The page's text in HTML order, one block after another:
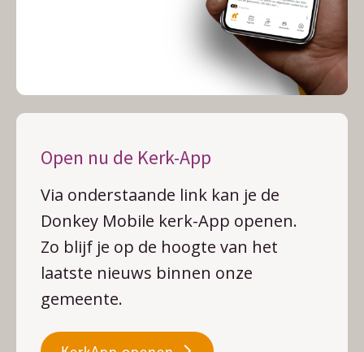
Open nu de Kerk-App
Via onderstaande link kan je de
Donkey Mobile kerk-App openen.
Zo blijf je op de hoogte van het
laatste nieuws binnen onze
gemeente.